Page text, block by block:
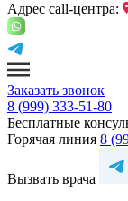
Адрес сall-центра:
Заказать звонок
8 (999) 333-51-80
Бесплатные
Горячая линия 8
Вызвать врача